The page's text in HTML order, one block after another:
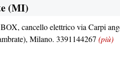
(MI)
cancello elettrico via Carpi
Milano. 3391144267 (più)